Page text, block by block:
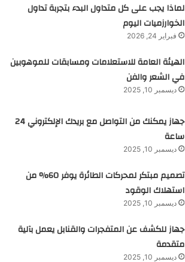
لماذا يجب على كل متداول البدء بتجربة تداول
الخوارزميات اليوم
فبراير 24, 2026
الهيئة العامة للاستعلامات ومسابقات للموهوبين
في الشعر والفن
ديسمبر 10, 2025
جهاز يمكنك من التواصل مع بريدك الإلكتروني 24
ساعة
ديسمبر 10, 2025
تصميم مبتكر لمحركات الطائرة يوفر 60% من
استهلاك الوقود
ديسمبر 10, 2025
جهاز للكشف عن المتفجرات والقنابل يعمل بآلية
متقدمة
ديسمبر 10, 2025